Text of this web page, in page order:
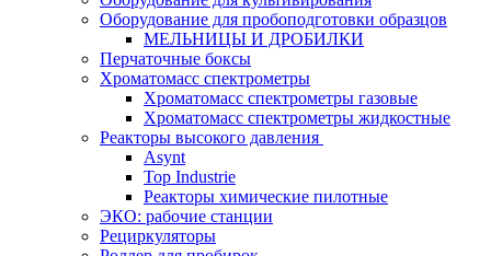
Оборудование для пробоподготовки образцов
МЕЛЬНИЦЫ И ДРОБИЛКИ
Перчаточные боксы
Хроматомасс спектрометры
Хроматомасс спектрометры газовые
Хроматомасс спектрометры жидкостные
Реакторы высокого давления
Asynt
Top Industrie
Реакторы химические пилотные
ЭКО: рабочие станции
Рециркуляторы